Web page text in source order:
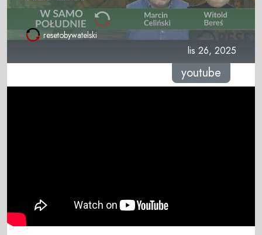
resetobywatelski
lis 26, 2025
youtube